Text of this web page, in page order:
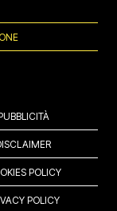
POLICY
POLICY